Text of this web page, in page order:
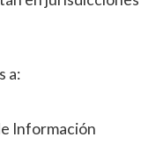
a:
Información